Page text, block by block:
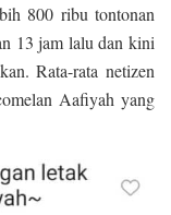
800 ribu tontonan
13 jam lalu dan kini
Rata-rata netizen
Aafiyah yang